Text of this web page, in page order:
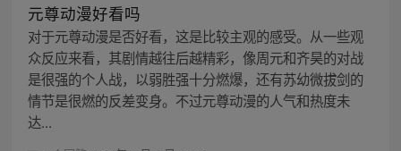
元尊动漫好看吗
对于元尊动漫是否好看，这是比较主观的感受。从一些观
众反应来看，其剧情越往后越精彩，像周元和齐昊的对战
是很强的个人战，以弱胜强十分燃爆，还有苏幼微拔剑的
情节是很燃的反差变身。不过元尊动漫的人气和热度未
达...